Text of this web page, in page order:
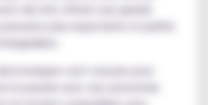
des kits offrant une grande
puissance plus importante et parfois
sont conçues pour